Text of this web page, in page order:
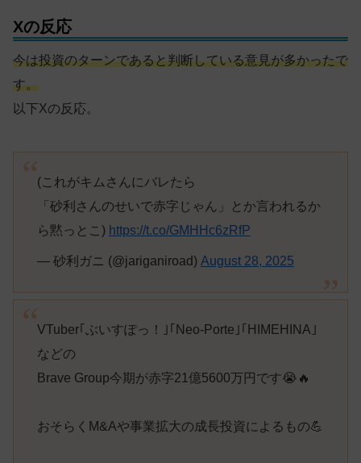
Xの反応
今は投資のターンであると判断している意見が多かったで
す。
以下Xの反応。
(これがキムさんにバレたら
「砂利さんのせいで赤字じゃん」とか言われるか
ら黙っとこ) https://t.co/GMHHc6zRfP
— 砂利ガニ (@jariganiroad) August 28, 2025
VTuber｢ぶいすぽっ！｣｢Neo-Porte｣｢HIMEHINA｣
などの
Brave Group今期が赤字21億5600万円です😭🔥
おそらくM&Aや事業拡大の成長投資によるもの💪